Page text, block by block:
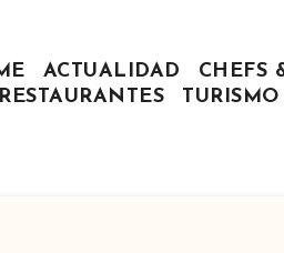
ACTUALIDAD CHEFS
RESTAURANTES
TURISMO